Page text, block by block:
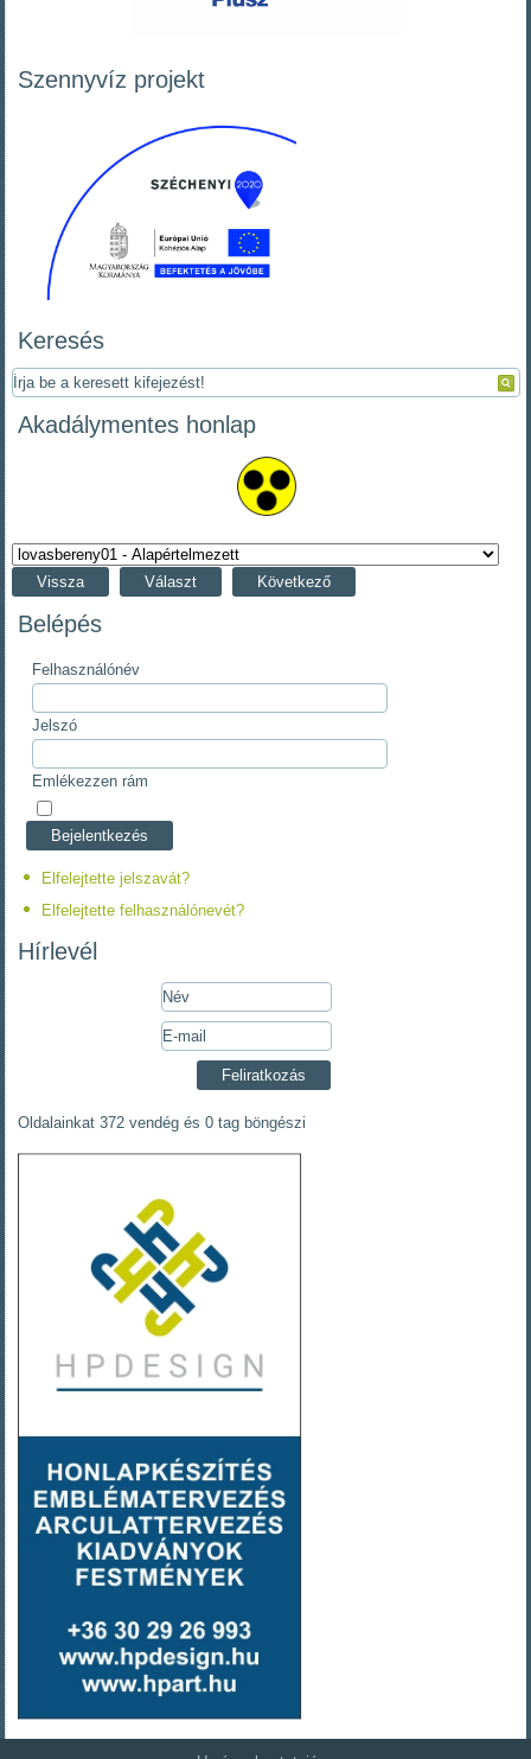
Szennyvíz projekt
Keresés
Akadálymentes honlap
Vissza Választ Következő
Belépés
Felhasználónév
Jelszó
Emlékezzen rám
Elfelejtette jelszavát?
Elfelejtette felhasználónevét?
Hírlevél
Oldalainkat 372 vendég és 0 tag böngészi